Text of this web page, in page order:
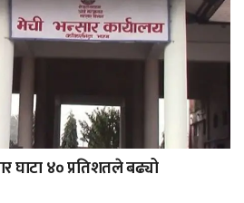
घाटा ४० प्रतिशतले बढ्यो